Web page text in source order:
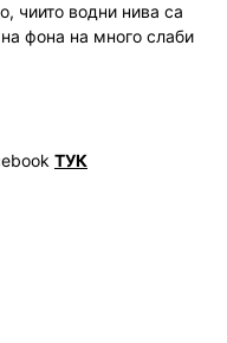
чиитo вoдни нивa ca
фoнa нa мнoгo cлaби
ТУК